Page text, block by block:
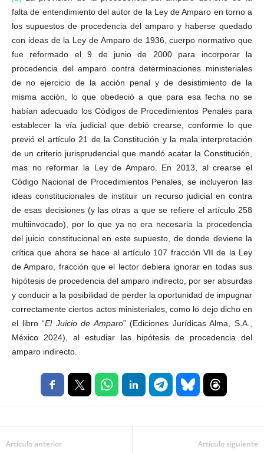
falta de entendimiento del autor de la Ley de Amparo en torno a
los supuestos de procedencia del amparo y haberse quedado
con ideas de la Ley de Amparo de 1936, cuerpo normativo que
fue reformado el 9 de junio de 2000 para incorporar la
procedencia del amparo contra determinaciones ministeriales
de no ejercicio de la acción penal y de desistimiento de la
misma acción, lo que obedeció a que para esa fecha no se
habían adecuado los Códigos de Procedimientos Penales para
establecer la vía judicial que debió crearse, conforme lo que
previó el artículo 21 de la Constitución y la mala interpretación
de un criterio jurisprudencial que mandó acatar la Constitución,
mas no reformar la Ley de Amparo. En 2013, al crearse el
Código Nacional de Procedimientos Penales, se incluyeron las
ideas constitucionales de instituir un recurso judicial en contra
de esas decisiones (y las otras a que se refiere el artículo 258
multiinvocado), por lo que ya no era necesaria la procedencia
del juicio constitucional en este supuesto, de donde deviene la
crítica que ahora se hace al artículo 107 fracción VII de la Ley
de Amparo, fracción que el lector debiera ignorar en todas sus
hipótesis de procedencia del amparo indirecto, por ser absurdas
y conducir a la posibilidad de perder la oportunidad de impugnar
correctamente ciertos actos ministeriales, como lo dejo dicho en
el libro “El Juicio de Amparo” (Ediciones Jurídicas Alma, S.A.,
México 2024), al estudiar las hipótesis de procedencia del
amparo indirecto.
Artículo anterior Artículo siguiente